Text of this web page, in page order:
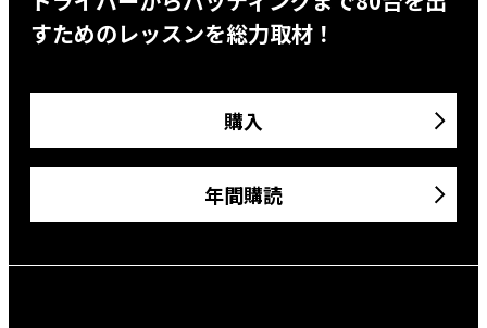
すためのレッスンを総力取材！
購入
年間購読